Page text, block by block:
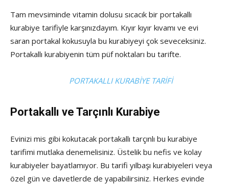
Tam mevsiminde vitamin dolusu sıcacık bir portakallı
kurabiye tarifiyle karşınızdayım. Kıyır kıyır kıvamı ve evi
saran portakal kokusuyla bu kurabiyeyi çok seveceksiniz.
Portakallı kurabiyenin tüm püf noktaları bu tarifte.
PORTAKALLI KURABİYE TARİFİ
Portakallı ve Tarçınlı Kurabiye
Evinizi mis gibi kokutacak portakallı tarçınlı bu kurabiye
tarifimi mutlaka denemelisiniz. Üstelik bu nefis ve kolay
kurabiyeler bayatlamıyor. Bu tarifi yılbaşı kurabiyeleri veya
özel gün ve davetlerde de yapabilirsiniz. Herkes evinde